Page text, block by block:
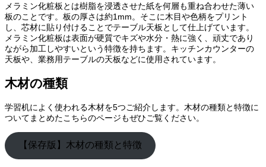
メラミン化粧板とは樹脂を浸透させた紙を何層も重ね合わせた薄い
板のことです。板の厚さは約1mm。そこに木目や色柄をプリント
し、芯材に貼り付けることでテーブル天板として仕上げています。
メラミン化粧板は表面が硬質でキズや水分・熱に強く、頑丈であり
ながら加工しやすいという特徴を持ちます。キッチンカウンターの
天板や、業務用テーブルの天板などに使用されています。
木材の種類
学習机によく使われる木材を5つご紹介します。木材の種類と特徴に
ついてまとめたこちらのページもぜひご覧ください。
【保存版】木材の種類と特徴